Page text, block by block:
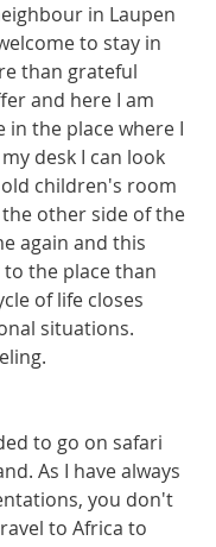
in Laupen
to stay in
than grateful
and here I am
in the place where I
desk I can look
children's room
other side of the
again and this
the place than
of life closes
situations.
to go on safari
As I have always
you don't
to Africa to